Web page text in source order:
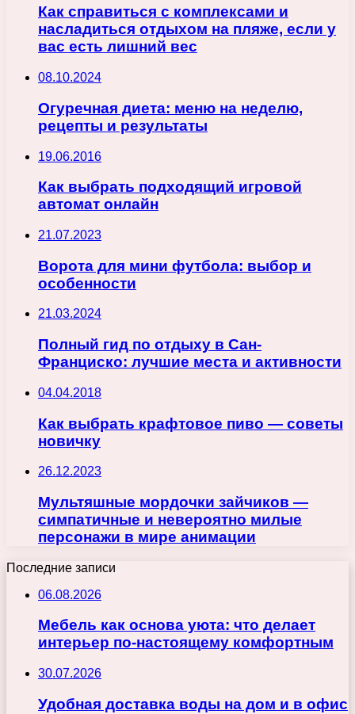
Как справиться с комплексами и
насладиться отдыхом на пляже, если у
вас есть лишний вес
08.10.2024
Огуречная диета: меню на неделю,
рецепты и результаты
19.06.2016
Как выбрать подходящий игровой
автомат онлайн
21.07.2023
Ворота для мини футбола: выбор и
особенности
21.03.2024
Полный гид по отдыху в Сан-
Франциско: лучшие места и активности
04.04.2018
Как выбрать крафтовое пиво — советы
новичку
26.12.2023
Мультяшные мордочки зайчиков —
симпатичные и невероятно милые
персонажи в мире анимации
Последние записи
06.08.2026
Мебель как основа уюта: что делает
интерьер по-настоящему комфортным
30.07.2026
Удобная доставка воды на дом и в офис